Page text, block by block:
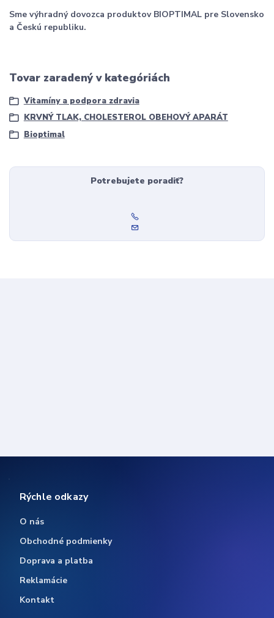
Sme výhradný dovozca produktov BIOPTIMAL pre Slovensko
a Českú republiku.
Tovar zaradený v kategóriách
Vitamíny a podpora zdravia
KRVNÝ TLAK, CHOLESTEROL OBEHOVÝ APARÁT
Bioptimal
Potrebujete poradiť?
Rýchle odkazy
O nás
Obchodné podmienky
Doprava a platba
Reklamácie
Kontakt